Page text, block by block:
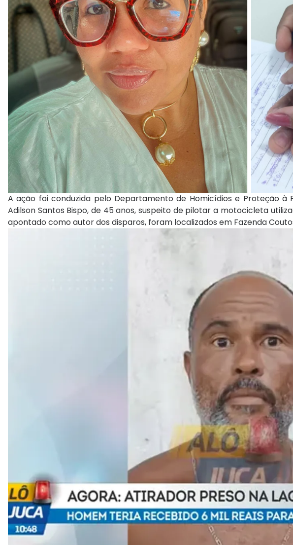
A ação foi conduzida pelo Departamento de Homicídios e Proteção à
Adilson Santos Bispo, de 45 anos, suspeito de pilotar a motocicleta
apontado como autor dos disparos, foram localizados em Fazenda